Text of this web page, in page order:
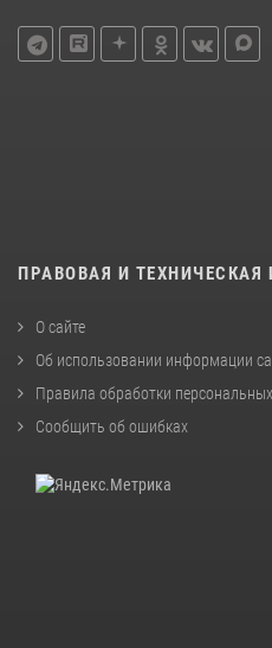
ПРАВОВАЯ И
О сайте
Об использовании информации
Правила обработки
Сообщить об ошибках